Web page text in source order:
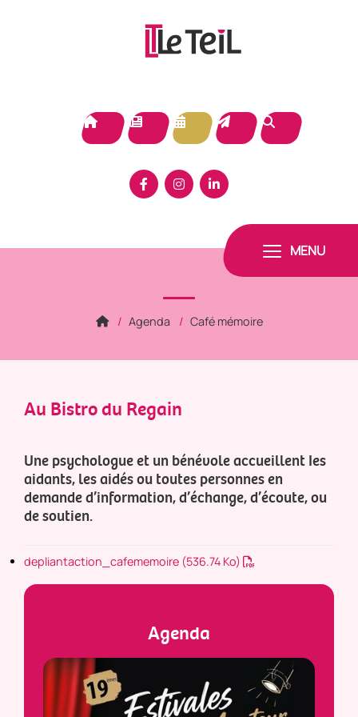
MENU
Agenda Café mémoire
Au Bistro du Regain
Une psychologue et un bénévole accueillent Ies
aidants, les aidés ou toutes personnes en
demande d’information, d’échange, d’écoute, ou
de soutien.
depliantaction_cafememoire (536.74 Ko)
Agenda